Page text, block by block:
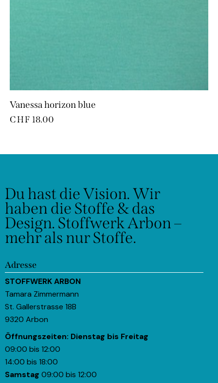
Vanessa horizon blue
CHF 18.00
Du hast die Vision.Wir
haben die Stoffe & das
Design. Stoffwerk Arbon –
mehr als nur Stoffe.
Adresse
STOFFWERK ARBON
Tamara Zimmermann
St. Gallerstrasse 18B
9320 Arbon
Öffnungszeiten: Dienstag bis Freitag
09:00 bis 12:00
14:00 bis 18:00
Samstag 09:00 bis 12:00